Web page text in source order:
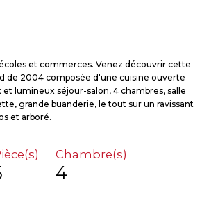
et commerces. Venez découvrir cette
de 2004 composée d'une cuisine ouverte
lumineux séjour-salon, 4 chambres, salle
grande buanderie, le tout sur un ravissant
Chambre(s)
4